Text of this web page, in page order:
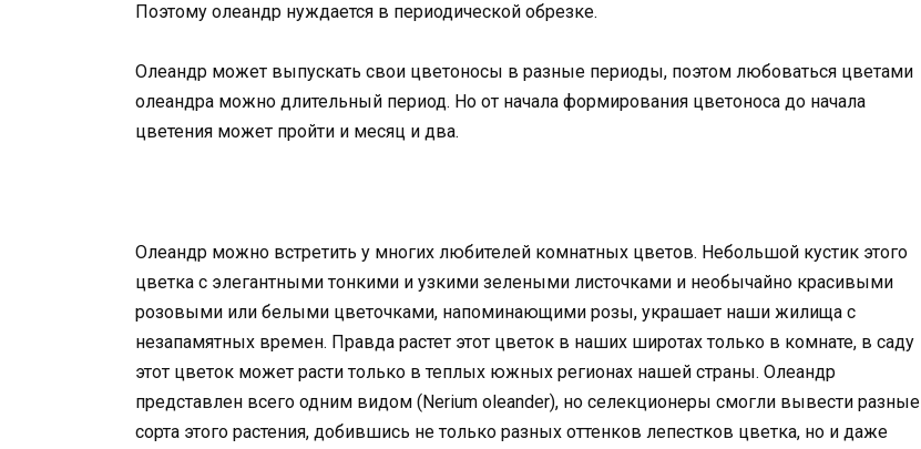
Поэтому олеандр нуждается в периодической обрезке.
Олеандр может выпускать свои цветоносы в разные периоды, поэтом любоваться цветами
олеандра можно длительный период. Но от начала формирования цветоноса до начала
цветения может пройти и месяц и два.
Олеандр можно встретить у многих любителей комнатных цветов. Небольшой кустик этого
цветка с элегантными тонкими и узкими зелеными листочками и необычайно красивыми
розовыми или белыми цветочками, напоминающими розы, украшает наши жилища с
незапамятных времен. Правда растет этот цветок в наших широтах только в комнате, в саду
этот цветок может расти только в теплых южных регионах нашей страны. Олеандр
представлен всего одним видом (Nerium oleander), но селекционеры смогли вывести разные
сорта этого растения, добившись не только разных оттенков лепестков цветка, но и даже